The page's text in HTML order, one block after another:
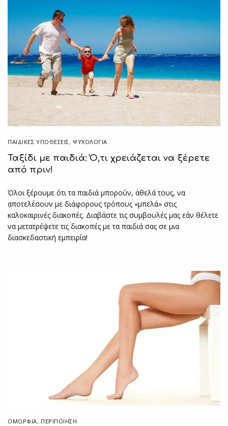
ΠΑΙΔΙΚΈΣ ΥΠΟΘΈΣΕΙΣ, ΨΥΧΟΛΟΓΙΑ
Ταξίδι με παιδιά: Ό,τι χρειάζεται να ξέρετε
από πριν!
Όλοι ξέρουμε ότι τα παιδιά μπορούν, άθελά τους, να
αποτελέσουν με διάφορους τρόπους «μπελά» στις
καλοκαιρινές διακοπές. Διαβάστε τις συμβουλές μας εάν θέλετε
να μετατρέψετε τις διακοπές με τα παιδιά σας σε μια
διασκεδαστική εμπειρία!
ΟΜΟΡΦΙΑ, ΠΕΡΙΠΟΊΗΣΗ